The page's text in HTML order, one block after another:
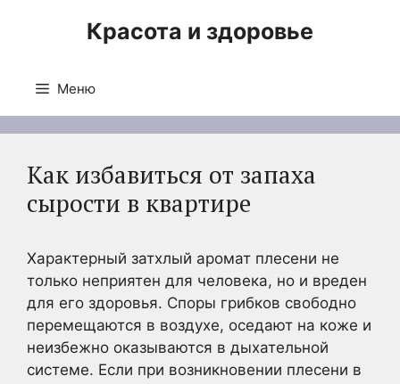
Красота и здоровье
Меню
Как избавиться от запаха
сырости в квартире
Характерный затхлый аромат плесени не
только неприятен для человека, но и вреден
для его здоровья. Споры грибков свободно
перемещаются в воздухе, оседают на коже и
неизбежно оказываются в дыхательной
системе. Если при возникновении плесени в